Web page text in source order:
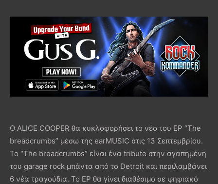
Ο ALICE COOPER θα κυκλοφορήσει το νέο του EP “The
breadcrumbs” μέσω της earMUSIC στις 13 Σεπτεμβρίου.
Το “The breadcrumbs” είναι ένα tribute στην αγαπημένη
του garage rock μπάντα από το Detroit και περιλαμβάνει
6 νέα τραγούδια. Το EP θα γίνει διαθέσιμο σε ψηφιακό